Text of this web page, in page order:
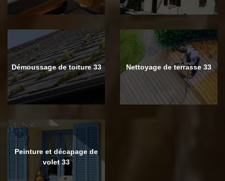
Démoussage de toiture 33 Nettoyage de terrasse 33
Peinture et décapage de
volet 33